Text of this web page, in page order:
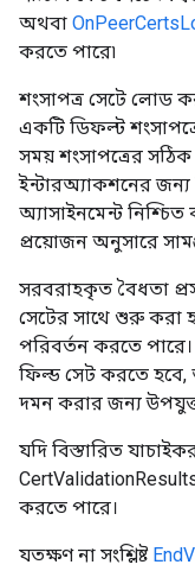
অথবা
করতে পারে৷
শংসাপত্র সেটে লোড
একটি ডিফল্ট
সময় শংসাপত্রের
ইন্টারঅ্যাকশনের
অ্যাসাইনমেন্ট
প্রয়োজন অনুসারে
সরবরাহকৃত বৈধতা
সেটের সাথে শুরু করা
পরিবর্তন করতে
ফিল্ড সেট করতে
দমন করার জন্য
যদি বিস্তারিত
করতে পারে।
যতক্ষণ না সংশ্লিষ্ট